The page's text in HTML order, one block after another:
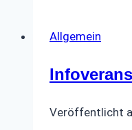
Allgemein
Veröffentlicht